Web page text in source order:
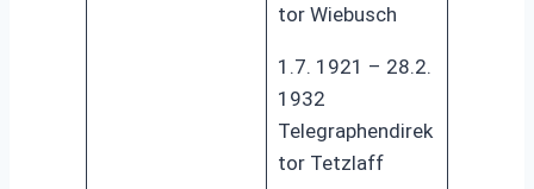
tor Wiebusch
1.7. 1921 – 28.2.
1932
Telegraphendirek
tor Tetzlaff